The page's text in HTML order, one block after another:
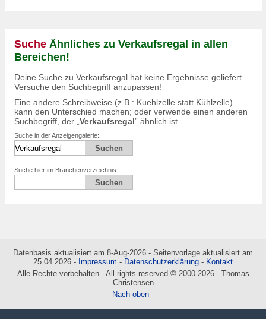
Suche Ähnliches zu Verkaufsregal in allen
Bereichen!
Deine Suche zu Verkaufsregal hat keine Ergebnisse geliefert.
Versuche den Suchbegriff anzupassen!
Eine andere Schreibweise (z.B.: Kuehlzelle statt Kühlzelle)
kann den Unterschied machen; oder verwende einen anderen
Suchbegriff, der „ Verkaufsregal” ähnlich ist.
Suche in der Anzeigengalerie:
Suche hier im Branchenverzeichnis:
Datenbasis aktualisiert am 8-Aug-2026 - Seitenvorlage aktualisiert am
25.04.2026 - Impressum - Datenschutzerklärung - Kontakt
Alle Rechte vorbehalten - All rights reserved © 2000-2026 - Thomas
Christensen
Nach oben